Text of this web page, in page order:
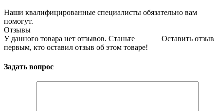
Наши квалифицированные специалисты обязательно вам
помогут.
Отзывы
Оставить отзыв
У данного товара нет отзывов. Станьте
первым, кто оставил отзыв об этом товаре!
Задать вопрос